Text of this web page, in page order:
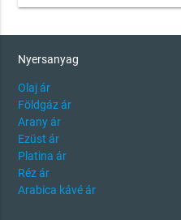
Nyersanyag
Olaj ár
Földgáz ár
Arany ár
Ezüst ár
Platina ár
Réz ár
Arabica kávé ár